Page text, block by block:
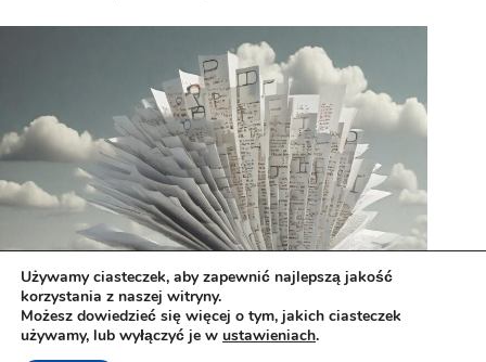
Używamy ciasteczek, aby zapewnić najlepszą jakość
korzystania z naszej witryny.
Możesz dowiedzieć się więcej o tym, jakich ciasteczek
używamy, lub wyłączyć je w ustawieniach.